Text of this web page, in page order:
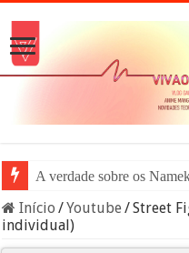
A verdade sobre os
Início /Youtube /Street
individual)